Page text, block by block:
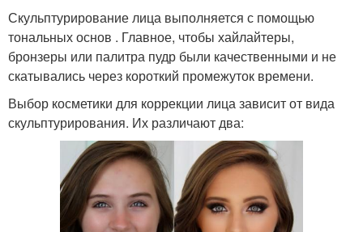
Скульптурирование лица выполняется с помощью
тональных основ . Главное, чтобы хайлайтеры,
бронзеры или палитра пудр были качественными и не
скатывались через короткий промежуток времени.
Выбор косметики для коррекции лица зависит от вида
скульптурирования. Их различают два: